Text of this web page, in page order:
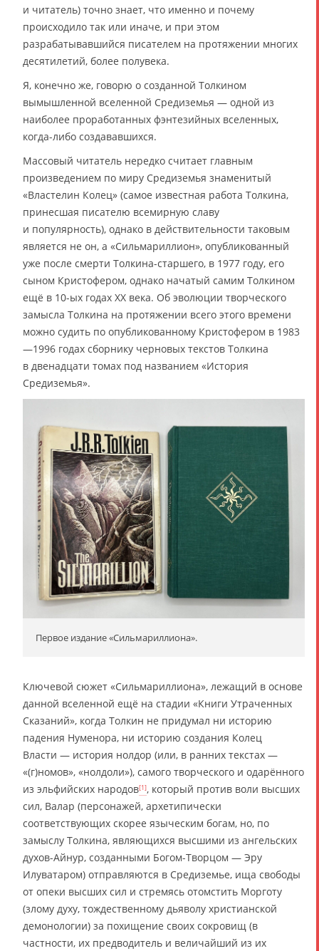
и читатель) точно знает, что именно и почему
происходило так или иначе, и при этом
разрабатывавшийся писателем на протяжении многих
десятилетий, более полувека.
Я, конечно же, говорю о созданной Толкином
вымышленной вселенной Средиземья — одной из
наиболее проработанных фэнтезийных вселенных,
когда-либо создававшихся.
Массовый читатель нередко считает главным
произведением по миру Средиземья знаменитый
«Властелин Колец» (самое известная работа Толкина,
принесшая писателю всемирную славу
и популярность), однако в действительности таковым
является не он, а «Сильмариллион», опубликованный
уже после смерти Толкина-старшего, в 1977 году, его
сыном Кристофером, однако начатый самим Толкином
ещё в 10-ых годах XX века. Об эволюции творческого
замысла Толкина на протяжении всего этого времени
можно судить по опубликованному Кристофером в 1983
—1996 годах сборнику черновых текстов Толкина
в двенадцати томах под названием «История
Средиземья».
Первое издание «Сильмариллиона».
Ключевой сюжет «Сильмариллиона», лежащий в основе
данной вселенной ещё на стадии «Книги Утраченных
Сказаний», когда Толкин не придумал ни историю
падения Нуменора, ни историю создания Колец
Власти — история нолдор (или, в ранних текстах —
«(г)номов», «нолдоли»), самого творческого и одарённого
из эльфийских народов[1], который против воли высших
сил, Валар (персонажей, архетипически
соответствующих скорее языческим богам, но, по
замыслу Толкина, являющихся высшими из ангельских
духов-Айнур, созданными Богом-Творцом — Эру
Илуватаром) отправляются в Средиземье, ища свободы
от опеки высших сил и стремясь отомстить Морготу
(злому духу, тождественному дьяволу христианской
демонологии) за похищение своих сокровищ (в
частности, их предводитель и величайший из их